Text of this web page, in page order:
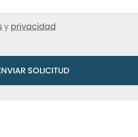
y privacidad
SOLICITUD